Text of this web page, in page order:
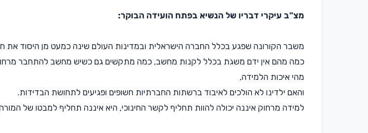
מצ"ב עיקרי דבריו של הנשיא בפתח הועידה הבוקר:
משבר הקורונה שפגע בכלל החברה הישראלית ובמדינות העולם שינה כמעט מן היסוד את
כמה מהם אין ידם משגת בכלל לקנות מחשב, כמה מתקשים גם כשיש מחשב להתחבר
מהי איכות הלמידה,
והאם ילדינו לא הולכים לאיבוד ברשתות החברתיות חשופים ופגיעים לתחושת הבדידות.
למידה מרחוק איננה יכולה להוות תחליף לקשר החינוכי, היא איננה תחליף למבטו של